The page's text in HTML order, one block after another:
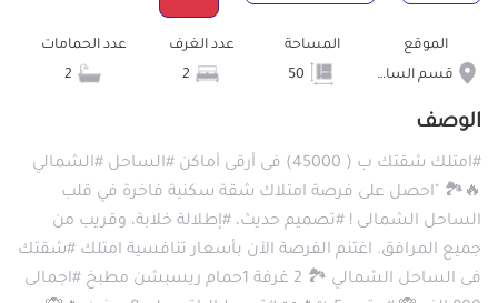
الموقع
قسم الساحل الشمالى
المساحة
عدد الغرف
عدد الحمامات
الوصف
#امتلك شقتك ب ( 45000) فى أرقى أماكن #الساحل #الشمالي
🔥🏞 "احصل على فرصة امتلاك شقة سكنية فاخرة في قلب
الساحل الشمالى ! #تصميم حديث، #إطلالة خلابة، وقريب من
جميع المرافق. اغتنم الفرصة الآن بأسعار تنافسية امتلك #شقتك
فى الساحل الشمالي 🏞 2 غرفة 1حمام ريسبشن مطبخ #اجمالى